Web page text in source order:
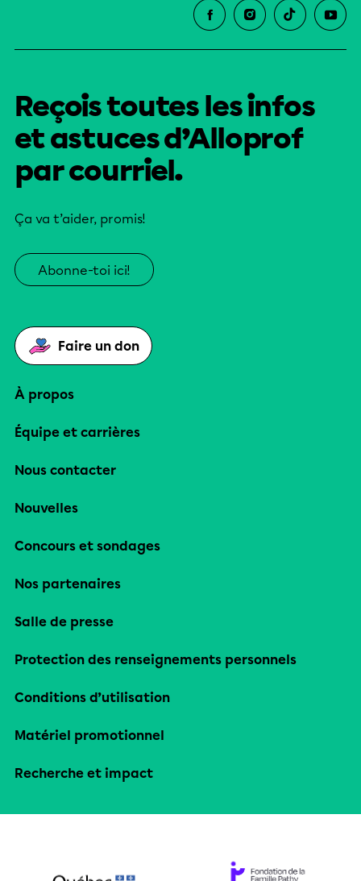
Reçois toutes les infos
et astuces d’Alloprof
par courriel.
Ça va t’aider, promis!
Abonne-toi ici!
Faire un don
À propos
Équipe et carrières
Nous contacter
Nouvelles
Concours et sondages
Nos partenaires
Salle de presse
Protection des renseignements personnels
Conditions d’utilisation
Matériel promotionnel
Recherche et impact